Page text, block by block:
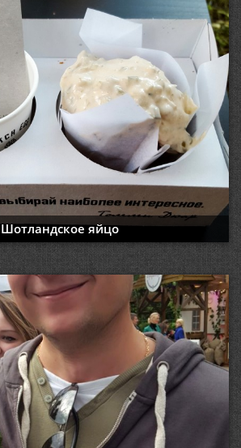
Шотландское яйцо